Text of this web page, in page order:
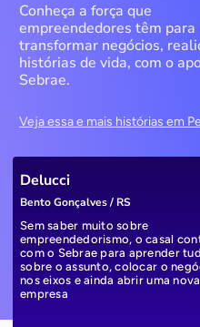
Conheça a força que
empreendedores têm para
transformar negócios,
histórias de vida, com o
Sebrae.
Veja essa e mais histórias em
Delucci
Bento Gonçalves / RS
Sem saber muito sobre
empreendedorismo, o casal
com o Sebrae para aprender
sobre o assunto, colocar o
nos eixos e ainda abrir uma nova
empresa